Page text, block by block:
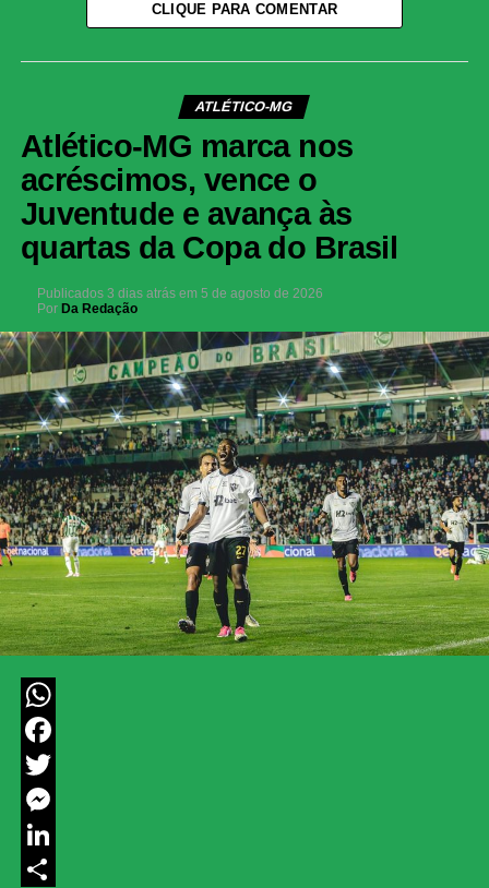
CLIQUE PARA COMENTAR
ATLÉTICO-MG
Atlético-MG marca nos
acréscimos, vence o
Juventude e avança às
quartas da Copa do Brasil
Publicados 3 dias atrás em 5 de agosto de 2026
Por Da Redação
WhatsApp
Facebook
Twitter
Messenger
LinkedIn